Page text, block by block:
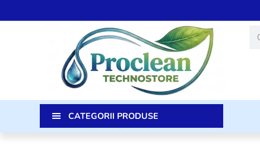
to
CATEGORII PRODUSE